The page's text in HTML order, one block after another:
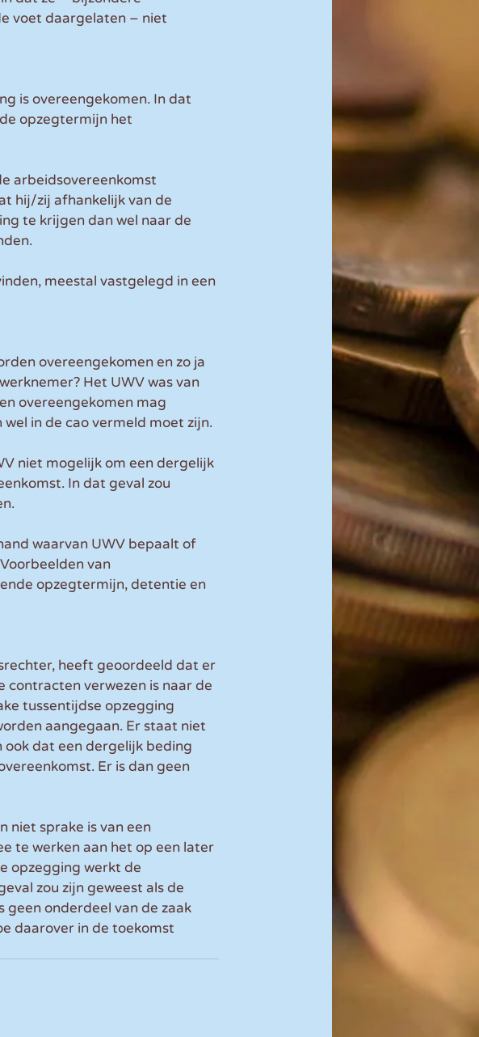
voet daargelaten – niet
is overeengekomen. In dat
opzegtermijn het
arbeidsovereenkomst
hij/zij afhankelijk van de
te krijgen dan wel naar de
meestal vastgelegd in een
overeengekomen en zo ja
Het UWV was van
overeengekomen mag
in de cao vermeld moet zijn.
niet mogelijk om een dergelijk
In dat geval zou
waarvan UWV bepaalt of
van
opzegtermijn, detentie en
heeft geoordeeld dat er
verwezen is naar de
tussentijdse opzegging
aangegaan. Er staat niet
ook dat een dergelijk beding
Er is dan geen
niet sprake is van een
te werken aan het op een later
opzegging werkt de
zou zijn geweest als de
onderdeel van de zaak
daarover in de toekomst